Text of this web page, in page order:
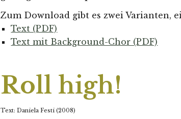
Zum Download gibt es zwei Varianten,
Text (PDF)
Text mit Background-Chor (PDF)
Roll high!
Text: Daniela Festi (2008)